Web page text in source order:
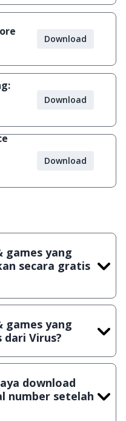
Download
Download
Download
games yang
secara gratis
aplikasi & games yang
games yang
dari Virus?
dengan 3 jenis
bisa dijamin 100%
download
number setelah